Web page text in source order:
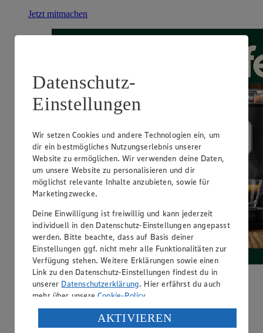
Jetzt mitmachen
Der rundeste Deal der Woche:
Gut&Günstig Coffee Balls zum Aktionspreis. Jetzt sparen!
Hier entlang
Datenschutz-
Einstellungen
Wir setzen Cookies und andere Technologien ein, um
dir ein bestmögliches Nutzungserlebnis unserer
Website zu ermöglichen. Wir verwenden deine Daten,
um unsere Website zu personalisieren und dir
möglichst relevante Inhalte anzubieten, sowie für
Marketingzwecke.
Deine Einwilligung ist freiwillig und kann jederzeit
individuell in den Datenschutz-Einstellungen angepasst
werden. Bitte beachte, dass auf Basis deiner
Einstellungen ggf. nicht mehr alle Funktionalitäten zur
Verfügung stehen. Weitere Erklärungen sowie einen
Link zu den Datenschutz-Einstellungen findest du in
unserer Datenschutzerklärung. Hier erfährst du auch
mehr über unsereCookie-Policy.
Verarbeitung deiner personenbezogenen Daten in den
USA durch Facebook und YouTube:
AKTIVIEREN